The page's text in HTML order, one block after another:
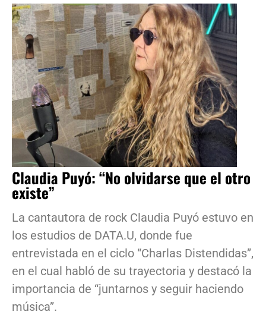
Claudia Puyó: “No olvidarse que el otro
existe”
La cantautora de rock Claudia Puyó estuvo en
los estudios de DATA.U, donde fue
entrevistada en el ciclo “Charlas Distendidas”,
en el cual habló de su trayectoria y destacó la
importancia de “juntarnos y seguir haciendo
música”.